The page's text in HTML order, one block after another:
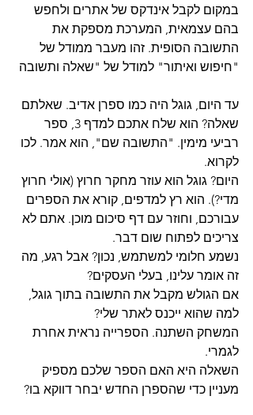
במקום לקבל אינדקס של אתרים ולחפש
בהם עצמאית, המערכת מספקת את
התשובה הסופית. זהו מעבר ממודל של
"חיפוש ואיתור" למודל של "שאלה ותשובה
עד היום, גוגל היה כמו ספרן אדיב. שאלתם
שאלה? הוא שלח אתכם למדף 3, ספר
רביעי מימין. "התשובה שם", הוא אמר. לכו
לקרוא.
היום? גוגל הוא עוזר מחקר חרוץ (אולי חרוץ
מדי?). הוא רץ למדפים, קורא את הספרים
עבורכם, וחוזר עם דף סיכום מוכן. אתם לא
צריכים לפתוח שום דבר.
נשמע חלומי למשתמש, נכון? אבל רגע, מה
זה אומר עלינו, בעלי העסקים?
אם הגולש מקבל את התשובה בתוך גוגל,
למה שהוא ייכנס לאתר שלי?
המשחק השתנה. הספרייה נראית אחרת
לגמרי.
השאלה היא האם הספר שלכם מספיק
מעניין כדי שהספרן החדש יבחר דווקא בו?